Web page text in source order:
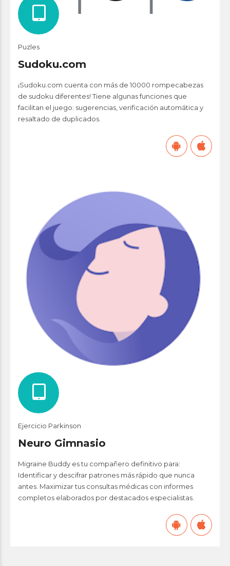
Puzles
Sudoku.com
¡Sudoku.com cuenta con más de 10000 rompecabezas
de sudoku diferentes! Tiene algunas funciones que
facilitan el juego: sugerencias, verificación automática y
resaltado de duplicados.
Ejercicio Parkinson
Neuro Gimnasio
Migraine Buddy es tu compañero definitivo para:
Identificar y descifrar patrones más rápido que nunca
antes. Maximizar tus consultas médicas con informes
completos elaborados por destacados especialistas.